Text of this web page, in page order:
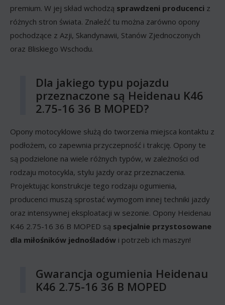
premium. W jej skład wchodzą sprawdzeni producenci z
różnych stron świata. Znaleźć tu można zarówno opony
pochodzące z Azji, Skandynawii, Stanów Zjednoczonych
oraz Bliskiego Wschodu.
Dla jakiego typu pojazdu
przeznaczone są Heidenau K46
2.75-16 36 B MOPED?
Opony motocyklowe służą do tworzenia miejsca kontaktu z
podłożem, co zapewnia przyczepność i trakcję. Opony te
są podzielone na wiele różnych typów, w zależności od
rodzaju motocykla, stylu jazdy oraz przeznaczenia.
Projektując konstrukcje tego rodzaju ogumienia,
producenci muszą sprostać wymogom innej techniki jazdy
oraz intensywnej eksploatacji w sezonie. Opony Heidenau
K46 2.75-16 36 B MOPED są specjalnie przystosowane
dla miłośników jednośladów i potrzeb ich maszyn!
Gwarancja ogumienia Heidenau
K46 2.75-16 36 B MOPED